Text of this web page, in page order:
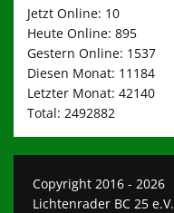
Jetzt Online: 10
Heute Online: 895
Gestern Online: 1537
Diesen Monat: 11184
Letzter Monat: 42140
Total: 2492882
Copyright 2016 - 2026
Lichtenrader BC 25 e.V.